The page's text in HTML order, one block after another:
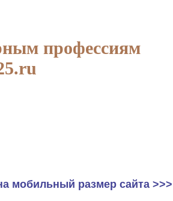
профессиям
мобильный размер сайта >>>